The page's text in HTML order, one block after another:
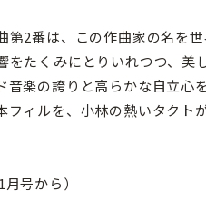
2番は、この作曲家の名を
をたくみにとりいれつつ、美
音楽の誇りと高らかな自立心
フィルを、小林の熱いタクト
号から）